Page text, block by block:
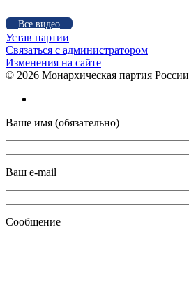
Все видео
Устав партии
Связаться с администратором
Изменения на сайте
© 2026 Монархическая партия России
Ваше имя (обязательно)
Ваш e-mail
Сообщение